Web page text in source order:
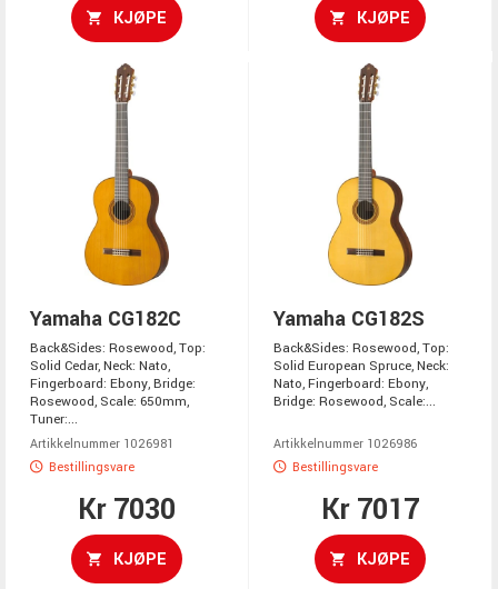
KJØPE KJØPE
Yamaha CG182C
Back&Sides: Rosewood, Top:
Solid Cedar, Neck: Nato,
Fingerboard: Ebony, Bridge:
Rosewood, Scale: 650mm,
Tuner:...
Artikkelnummer 1026981
Bestillingsvare
Kr 7030
KJØPE
Yamaha CG182S
Back&Sides: Rosewood, Top:
Solid European Spruce, Neck:
Nato, Fingerboard: Ebony,
Bridge: Rosewood, Scale:...
Artikkelnummer 1026986
Bestillingsvare
Kr 7017
KJØPE